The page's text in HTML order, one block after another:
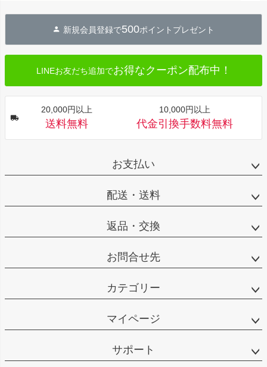
へ
新規会員登録で500ポイントプレゼント
LINEお友だち追加でお得なクーポン配布中！
20,000円以上
送料無料
10,000円以上
代金引換手数料無料
お支払い
配送・送料
返品・交換
お問合せ先
カテゴリー
マイページ
サポート